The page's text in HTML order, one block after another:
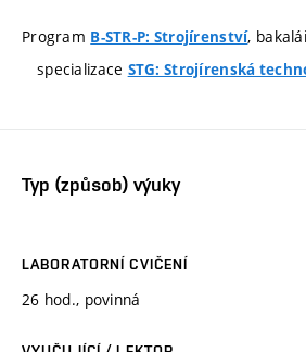
Program B-STR-P: Strojírenství,
specializace STG: Strojírenská
Typ (způsob) výuky
LABORATORNÍ CVIČENÍ
26 hod., povinná